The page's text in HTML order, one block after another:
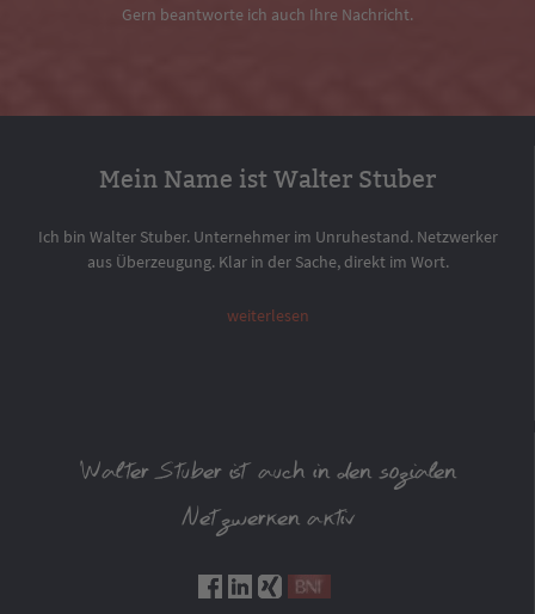
Gern beantworte ich auch Ihre Nachricht.
Mein Name ist Walter Stuber
Ich bin Walter Stuber. Unternehmer im Unruhestand. Netzwerker
aus Überzeugung. Klar in der Sache, direkt im Wort.
weiterlesen
Walter Stuber ist auch in den sozialen
Netzwerken aktiv